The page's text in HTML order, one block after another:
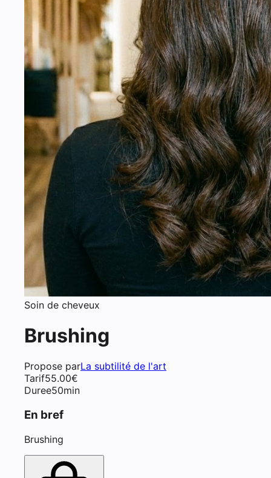
Soin de cheveux
Brushing
Propose parLa subtilité de l'art
Tarif55.00€
Duree50min
En bref
Brushing